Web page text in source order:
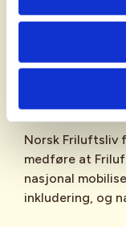
tilbud av
og ressursene
verdifulle
unge, personer
innvandrere og
Norsk
medføre at
nasjonal
inkludering, og